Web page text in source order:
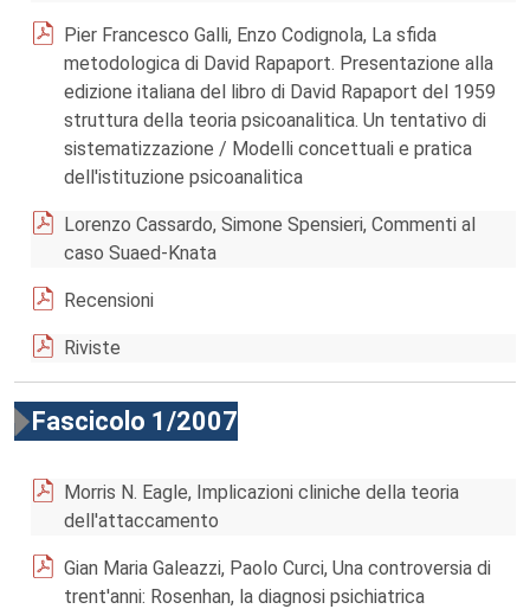
Pier Francesco Galli, Enzo Codignola, La sfida
metodologica di David Rapaport. Presentazione alla
edizione italiana del libro di David Rapaport del 1959
struttura della teoria psicoanalitica. Un tentativo di
sistematizzazione / Modelli concettuali e pratica
dell'istituzione psicoanalitica
Lorenzo Cassardo, Simone Spensieri, Commenti al
caso Suaed-Knata
Recensioni
Riviste
Fascicolo 1/2007
Morris N. Eagle, Implicazioni cliniche della teoria
dell'attaccamento
Gian Maria Galeazzi, Paolo Curci, Una controversia di
trent'anni: Rosenhan, la diagnosi psichiatrica